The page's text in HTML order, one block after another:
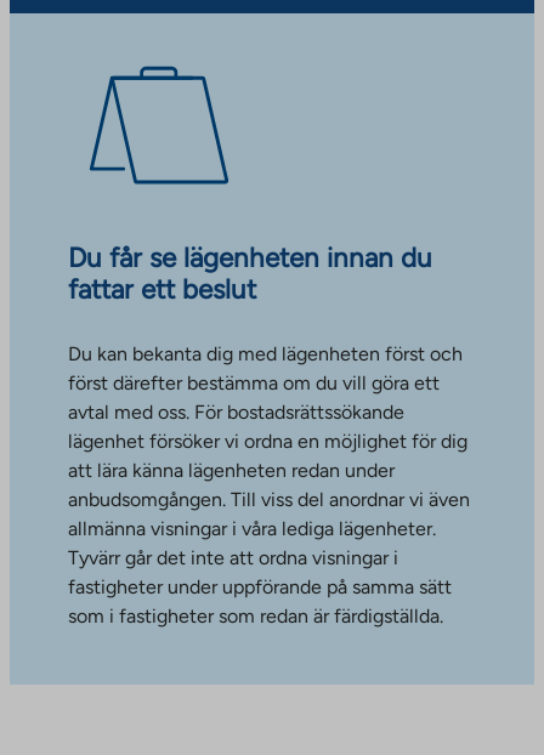
Du får se lägenheten innan du
fattar ett beslut
Du kan bekanta dig med lägenheten först och
först därefter bestämma om du vill göra ett
avtal med oss. För bostadsrättssökande
lägenhet försöker vi ordna en möjlighet för dig
att lära känna lägenheten redan under
anbudsomgången. Till viss del anordnar vi även
allmänna visningar i våra lediga lägenheter.
Tyvärr går det inte att ordna visningar i
fastigheter under uppförande på samma sätt
som i fastigheter som redan är färdigställda.